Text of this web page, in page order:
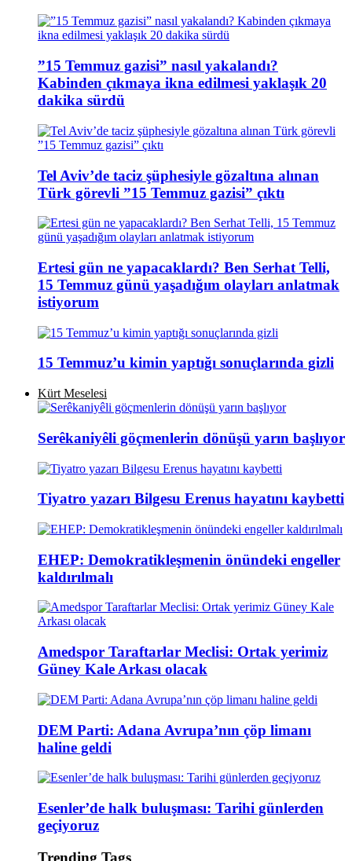
”15 Temmuz gazisi” nasıl yakalandı?
Kabinden çıkmaya ikna edilmesi yaklaşık 20
dakika sürdü
Tel Aviv’de taciz şüphesiyle gözaltına alınan
Türk görevli ”15 Temmuz gazisi” çıktı
Ertesi gün ne yapacaklardı? Ben Serhat Telli,
15 Temmuz günü yaşadığım olayları anlatmak
istiyorum
15 Temmuz’u kimin yaptığı sonuçlarında gizli
Kürt Meselesi
Serêkaniyêli göçmenlerin dönüşü yarın başlıyor
Tiyatro yazarı Bilgesu Erenus hayatını kaybetti
EHEP: Demokratikleşmenin önündeki engeller
kaldırılmalı
Amedspor Taraftarlar Meclisi: Ortak yerimiz
Güney Kale Arkası olacak
DEM Parti: Adana Avrupa’nın çöp limanı
haline geldi
Esenler’de halk buluşması: Tarihi günlerden
geçiyoruz
Trending Tags